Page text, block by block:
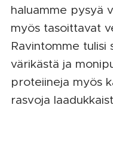
haluamme pysyä
myös tasoittavat
Ravintomme tulisi
värikästä ja
proteiineja myös
rasvoja